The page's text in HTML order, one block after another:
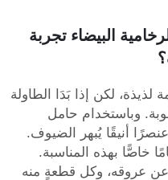
البيضاء تجربة
لكن إذا بَدَا الطاولة
وباستخدام حامل
أنيقًا يُبهر الضيوف.
خاصًّا بهذه المناسبة.
عن عروقه، وكل قطعةٍ منه